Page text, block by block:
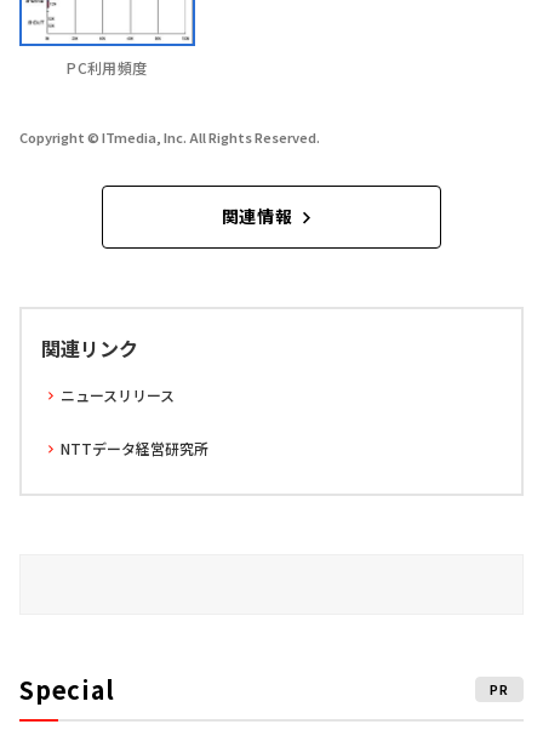
PC利用頻度
Copyright © ITmedia, Inc. All Rights Reserved.
関連情報
関連リンク
ニュースリリース
NTTデータ経営研究所
Special PR